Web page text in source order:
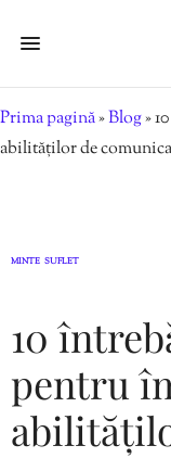
Prima pagină»Blog»
abilităților de
MINTE SUFLET
10
pentru